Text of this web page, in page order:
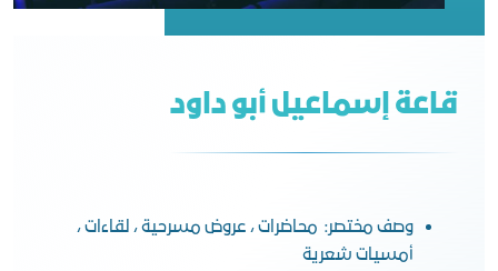
قاعة إسماعيل أبو داود
وصف مختصر: محاضرات ، عروض مسرحية ، لقاءات ،
أمسيات شعرية